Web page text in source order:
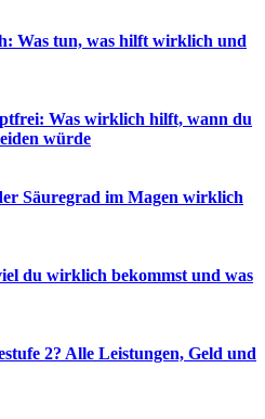
Was tun, was hilft wirklich und
Was wirklich hilft, wann du
würde
Säuregrad im Magen wirklich
du wirklich bekommst und was
2? Alle Leistungen, Geld und